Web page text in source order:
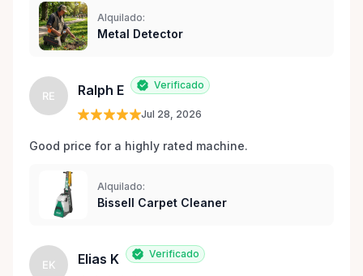
Alquilado:
Metal Detector
RE Ralph E Verificado
Jul 28, 2026
Good price for a highly rated machine.
Alquilado:
Bissell Carpet Cleaner
EK Elias K Verificado